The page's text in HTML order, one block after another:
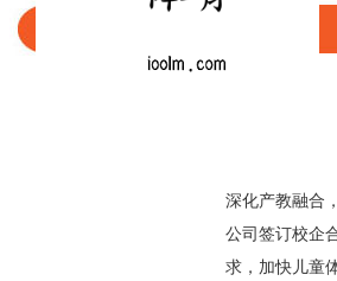
深化产教融合
公司签订校企
求，加快儿